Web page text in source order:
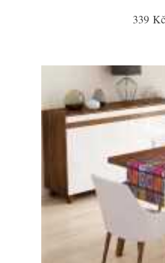
339 Kč